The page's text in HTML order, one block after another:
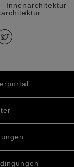
Innenarchitektur –